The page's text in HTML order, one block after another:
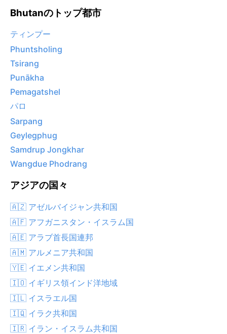
Bhutanのトップ都市
ティンプー
Phuntsholing
Tsirang
Punākha
Pemagatshel
パロ
Sarpang
Geylegphug
Samdrup Jongkhar
Wangdue Phodrang
アジアの国々
🇦🇿 アゼルバイジャン共和国
🇦🇫 アフガニスタン・イスラム国
🇦🇪 アラブ首長国連邦
🇦🇲 アルメニア共和国
🇾🇪 イエメン共和国
🇮🇴 イギリス領インド洋地域
🇮🇱 イスラエル国
🇮🇶 イラク共和国
🇮🇷 イラン・イスラム共和国